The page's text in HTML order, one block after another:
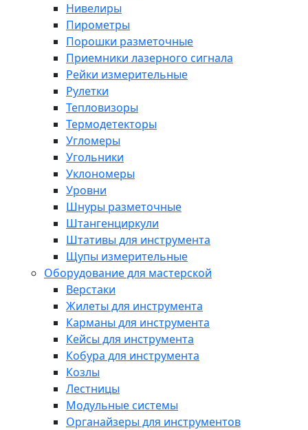
Нивелиры
Пирометры
Порошки разметочные
Приемники лазерного сигнала
Рейки измерительные
Рулетки
Тепловизоры
Термодетекторы
Угломеры
Угольники
Уклономеры
Уровни
Шнуры разметочные
Штангенциркули
Штативы для инструмента
Щупы измерительные
Оборудование для мастерской
Верстаки
Жилеты для инструмента
Карманы для инструмента
Кейсы для инструмента
Кобура для инструмента
Козлы
Лестницы
Модульные системы
Органайзеры для инструментов